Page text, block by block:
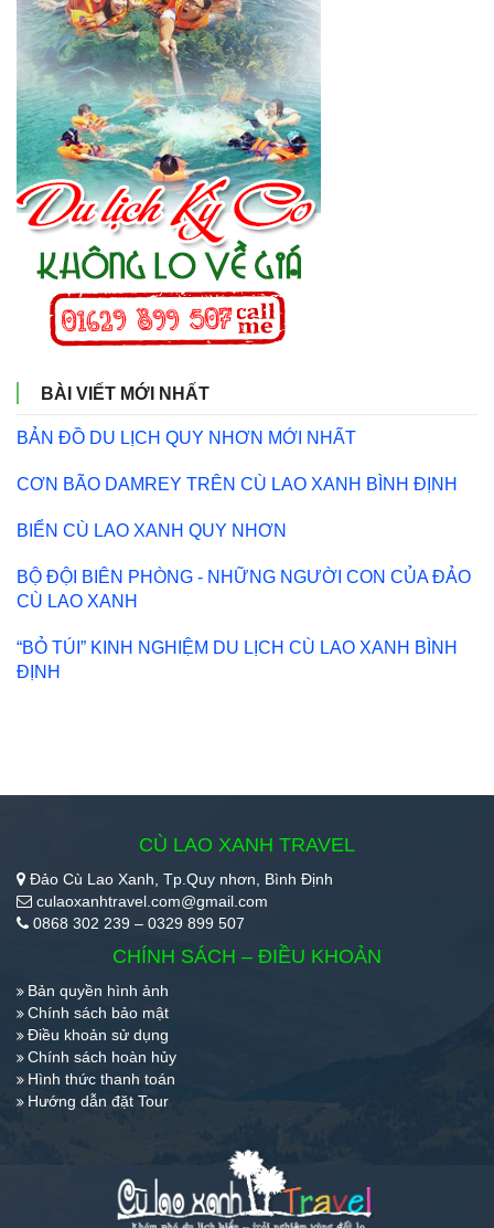
BÀI VIẾT MỚI NHẤT
BẢN ĐỒ DU LỊCH QUY NHƠN MỚI NHẤT
CƠN BÃO DAMREY TRÊN CÙ LAO XANH BÌNH ĐỊNH
BIỂN CÙ LAO XANH QUY NHƠN
BỘ ĐỘI BIÊN PHÒNG - NHỮNG NGƯỜI CON CỦA ĐẢO
CÙ LAO XANH
“BỎ TÚI” KINH NGHIỆM DU LỊCH CÙ LAO XANH BÌNH
ĐỊNH
CÙ LAO XANH TRAVEL
Đảo Cù Lao Xanh, Tp.Quy nhơn, Bình Định
culaoxanhtravel.com@gmail.com
0868 302 239 – 0329 899 507
CHÍNH SÁCH – ĐIỀU KHOẢN
Bản quyền hình ảnh
Chính sách bảo mật
Điều khoản sử dụng
Chính sách hoàn hủy
Hình thức thanh toán
Hướng dẫn đặt Tour